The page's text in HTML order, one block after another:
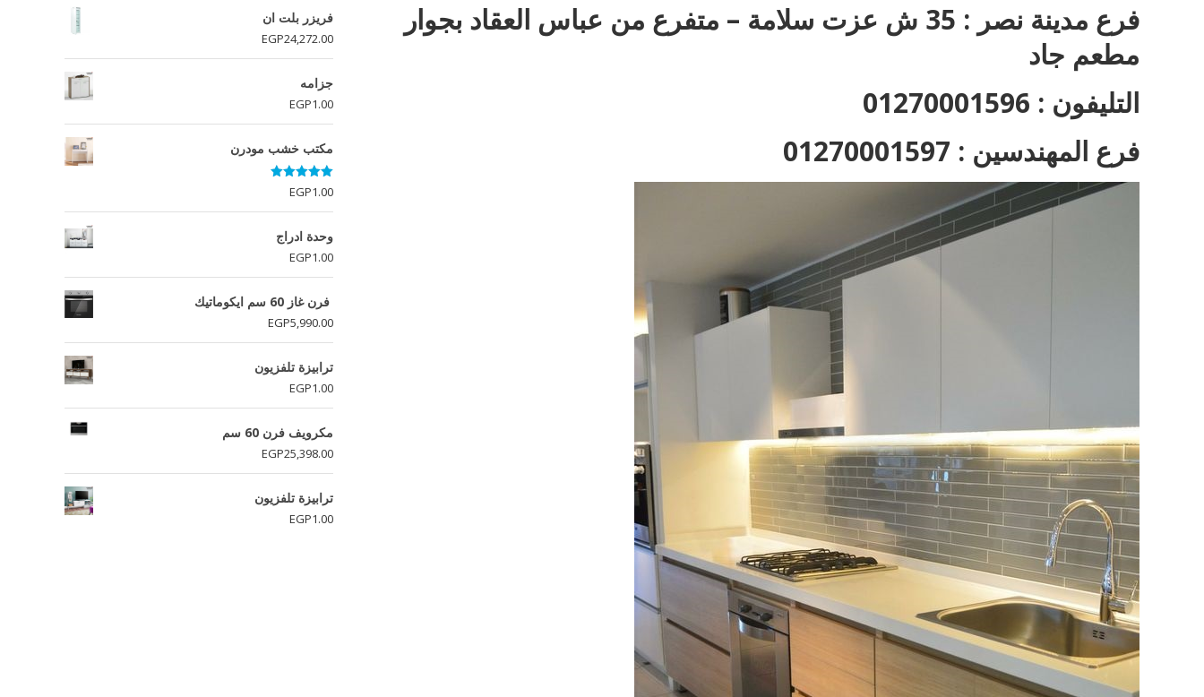
فرع مدينة نصر : 35 ش عزت سلامة – متفرع من عباس العقاد بجوار
مطعم جاد
التليفون : 01270001596
فرع المهندسين : 01270001597
فريزر بلت ان
EGP24,272.00
جزامه
EGP1.00
مكتب خشب مودرن
تم التقييم
5.00
من 5
EGP1.00
وحدة ادراج
EGP1.00
فرن غاز 60 سم ايكوماتيك
EGP5,990.00
ترابيزة تلفزيون
EGP1.00
مكرويف فرن 60 سم
EGP25,398.00
ترابيزة تلفزيون
EGP1.00